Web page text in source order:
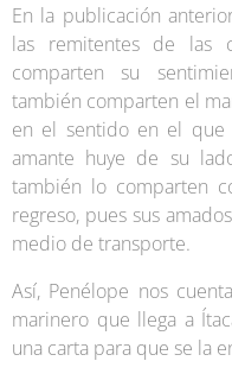
En la publicación
las remitentes de las
comparten su
también comparten el
en el sentido en el
amante huye de su
también lo comparten
regreso, pues sus
medio de transporte.
Así, Penélope nos
marinero que llega a
una carta para que se la